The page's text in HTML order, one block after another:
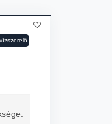
vízszerelő